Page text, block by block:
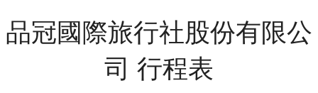
品冠國際旅行社股份有限公
司 行程表